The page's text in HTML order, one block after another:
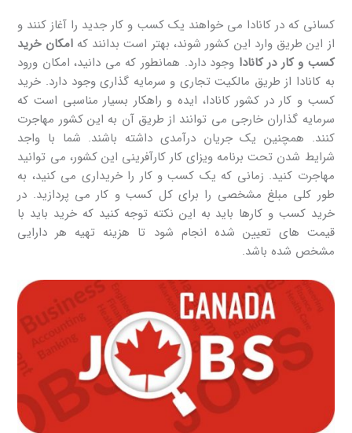
کسانی که در کانادا می خواهند یک کسب و کار جدید را آغاز کنند و
از این طریق وارد این کشور شوند، بهتر است بدانند کهامکان خرید
کسب و کار در کانادا وجود دارد. همانطور که می دانید، امکان ورود
به کانادا از طریق مالکیت تجاری و سرمایه گذاری وجود دارد. خرید
کسب و کار در کشور کانادا، ایده و راهکار بسیار مناسبی است که
سرمایه گذاران خارجی می توانند از طریق آن به این کشور مهاجرت
کنند. همچنین یک جریان درآمدی داشته باشند. شما با واجد
شرایط شدن تحت برنامه ویزای کار کارآفرینی این کشور، می توانید
مهاجرت کنید. زمانی که یک کسب و کار را خریداری می کنید، به
طور کلی مبلغ مشخصی را برای کل کسب و کار می پردازید. در
خرید کسب و کارها باید به این نکته توجه کنید که خرید باید با
قیمت های تعیین شده انجام شود تا هزینه تهیه هر دارایی
مشخص شده باشد.